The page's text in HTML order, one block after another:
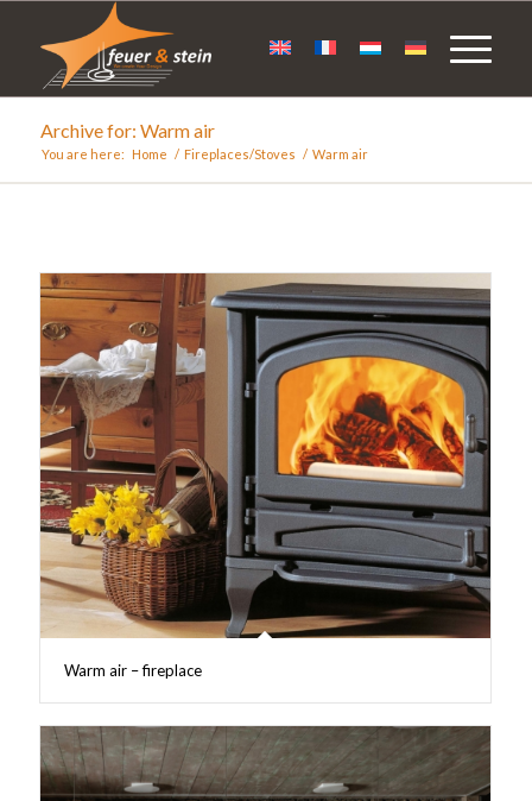
Archive for: Warm air
You are here: Home / Fireplaces/Stoves / Warm air
Warm air – fireplace